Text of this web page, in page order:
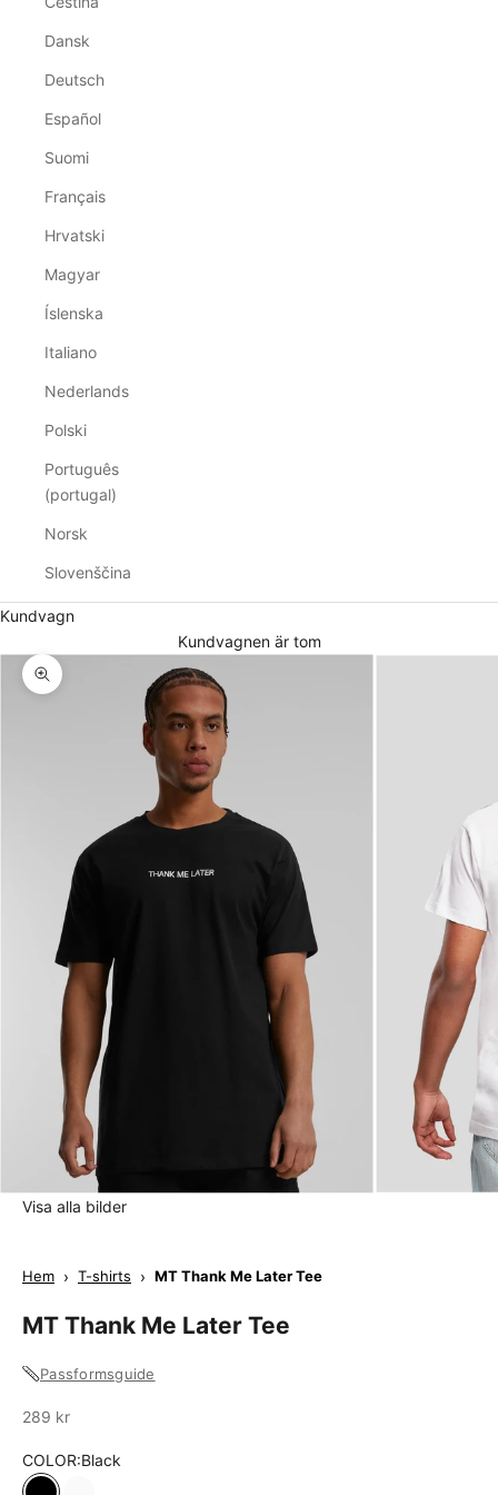
Dansk
Deutsch
Español
Suomi
Français
Hrvatski
Magyar
Íslenska
Italiano
Nederlands
Polski
Português
(portugal)
Norsk
Slovenščina
Kundvagn
Kundvagnen är tom
Zooma
Visa alla bilder
Hem › T-shirts › MT Thank Me Later Tee
MT Thank Me Later Tee
Passformsguide
Sale
289 kr
COLOR:Black